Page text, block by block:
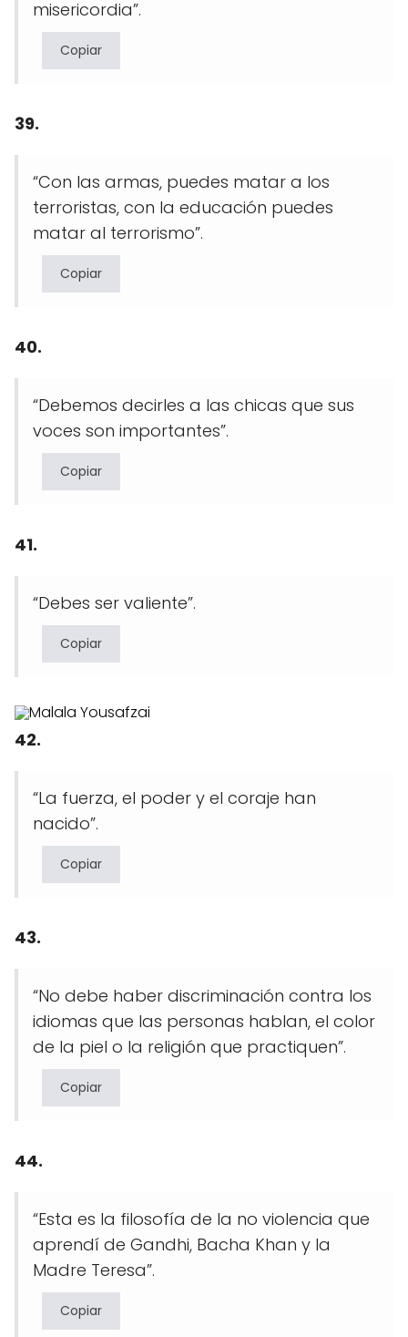
misericordia”.
Copiar
39.
“Con las armas, puedes matar a los
terroristas, con la educación puedes
matar al terrorismo”.
Copiar
40.
“Debemos decirles a las chicas que sus
voces son importantes”.
Copiar
41.
“Debes ser valiente”.
Copiar
42.
“La fuerza, el poder y el coraje han
nacido”.
Copiar
43.
“No debe haber discriminación contra los
idiomas que las personas hablan, el color
de la piel o la religión que practiquen”.
Copiar
44.
“Esta es la filosofía de la no violencia que
aprendí de Gandhi, Bacha Khan y la
Madre Teresa”.
Copiar